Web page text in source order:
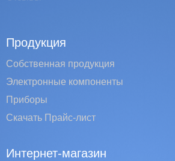
Продукция
Собственная продукция
Электронные компоненты
Приборы
Скачать Прайс-лист
Интернет-магазин